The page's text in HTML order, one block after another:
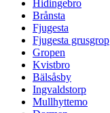
Hidingebro
Brånsta
Fjugesta
Fjugesta grusgrop
Gropen
Kvistbro
Bälsåsby
Ingvaldstorp
Mullhyttemo